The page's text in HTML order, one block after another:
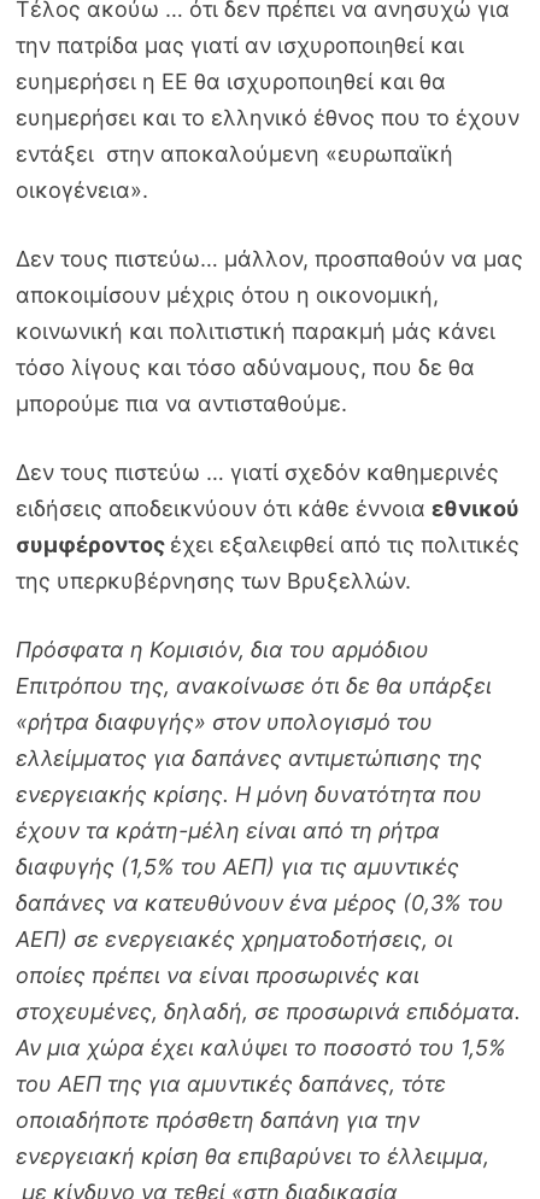
Τέλος ακούω … ότι δεν πρέπει να ανησυχώ για
την πατρίδα μας γιατί αν ισχυροποιηθεί και
ευημερήσει η ΕΕ θα ισχυροποιηθεί και θα
ευημερήσει και το ελληνικό έθνος που το έχουν
εντάξει στην αποκαλούμενη «ευρωπαϊκή
οικογένεια».
Δεν τους πιστεύω… μάλλον, προσπαθούν να μας
αποκοιμίσουν μέχρις ότου η οικονομική,
κοινωνική και πολιτιστική παρακμή μάς κάνει
τόσο λίγους και τόσο αδύναμους, που δε θα
μπορούμε πια να αντισταθούμε.
Δεν τους πιστεύω … γιατί σχεδόν καθημερινές
ειδήσεις αποδεικνύουν ότι κάθε έννοια εθνικού
συμφέροντος έχει εξαλειφθεί από τις πολιτικές
της υπερκυβέρνησης των Βρυξελλών.
Πρόσφατα η Κομισιόν, δια του αρμόδιου
Επιτρόπου της, ανακοίνωσε ότι δε θα υπάρξει
«ρήτρα διαφυγής» στον υπολογισμό του
ελλείμματος για δαπάνες αντιμετώπισης της
ενεργειακής κρίσης. Η μόνη δυνατότητα που
έχουν τα κράτη-μέλη είναι από τη ρήτρα
διαφυγής (1,5% του ΑΕΠ) για τις αμυντικές
δαπάνες να κατευθύνουν ένα μέρος (0,3% του
ΑΕΠ) σε ενεργειακές χρηματοδοτήσεις, οι
οποίες πρέπει να είναι προσωρινές και
στοχευμένες, δηλαδή, σε προσωρινά επιδόματα.
Αν μια χώρα έχει καλύψει το ποσοστό του 1,5%
του ΑΕΠ της για αμυντικές δαπάνες, τότε
οποιαδήποτε πρόσθετη δαπάνη για την
ενεργειακή κρίση θα επιβαρύνει το έλλειμμα,
με κίνδυνο να τεθεί «στη διαδικασία